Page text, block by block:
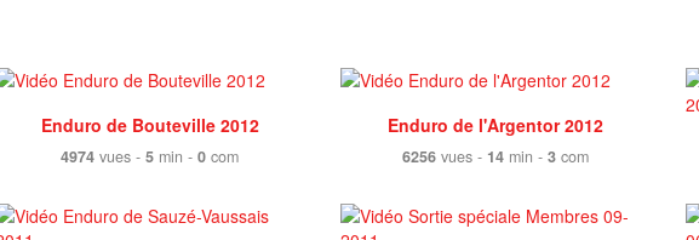
Enduro de Bouteville 2012
4974 vues - 5 min - 0 com
Enduro de l'Argentor 2012
6256vues - 14min - 3com